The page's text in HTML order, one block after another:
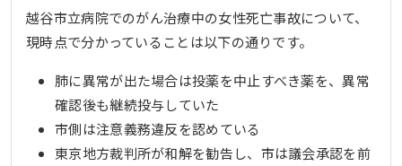
越谷市立病院でのがん治療中の女性死亡事故について、
現時点で分かっていることは以下の通りです。
肺に異常が出た場合は投薬を中止すべき薬を、異常
確認後も継続投与していた
市側は注意義務違反を認めている
東京地方裁判所が和解を勧告し、市は議会承認を前